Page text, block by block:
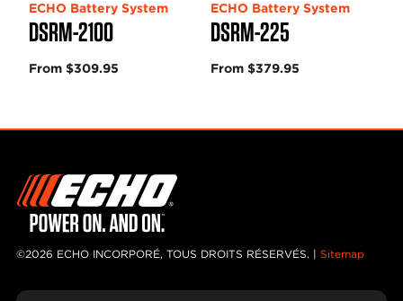
DSRM-2100
ECHO Battery System
From $309.95
DSRM-225
ECHO Battery System
From $379.95
©2026 ECHO INCORPORÉ, TOUS DROITS RÉSERVÉS. | Sitemap